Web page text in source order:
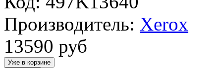
Производитель: Xerox
13590 руб
Уже в корзине